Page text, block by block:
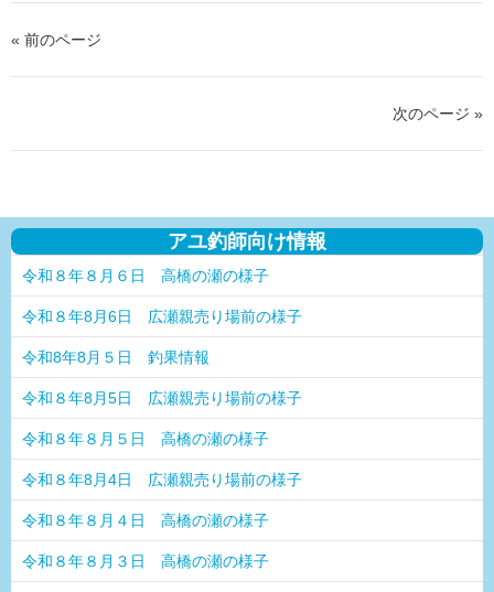
« 前のページ
次のページ »
アユ釣師向け情報
令和８年８月６日 高橋の瀬の様子
令和８年8月6日 広瀬親売り場前の様子
令和8年8月５日 釣果情報
令和８年8月5日 広瀬親売り場前の様子
令和８年８月５日 高橋の瀬の様子
令和８年8月4日 広瀬親売り場前の様子
令和８年８月４日 高橋の瀬の様子
令和８年８月３日 高橋の瀬の様子